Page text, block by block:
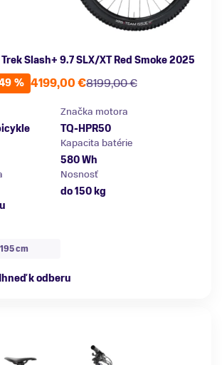
Slash+ 9.7 SLX/XT Red Smoke 2025
%
8199,00 €
4199,00 €
Značka motora
TQ-HPR50
Kapacita batérie
580 Wh
Nosnosť
do 150 kg
cm
k odberu